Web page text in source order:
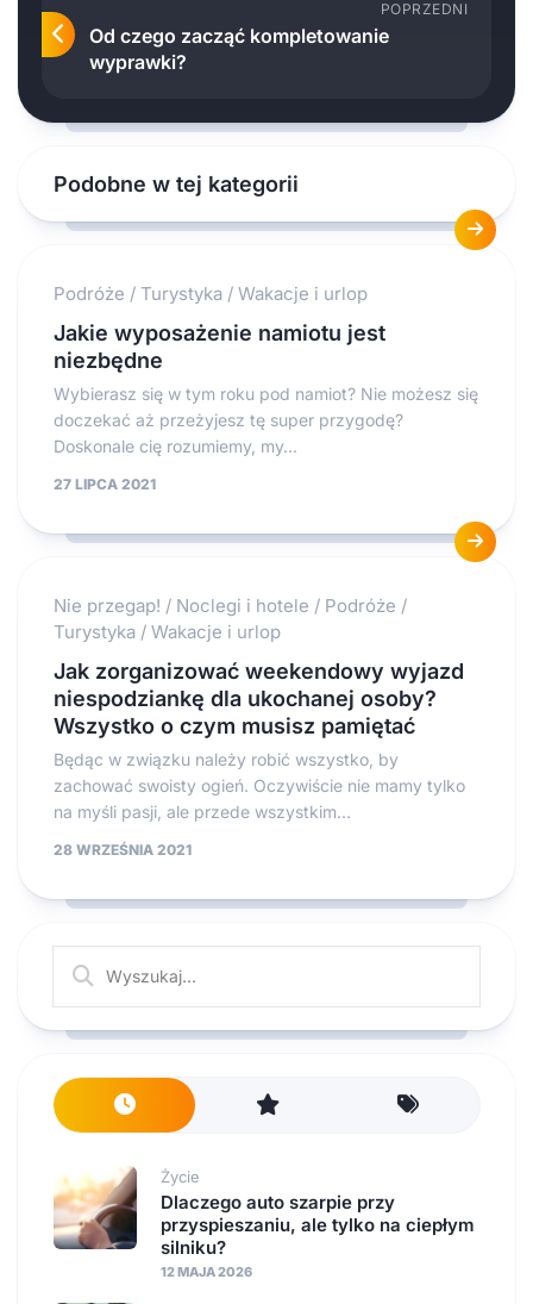
POPRZEDNI
Od czego zacząć kompletowanie
wyprawki?
Podobne w tej kategorii
Podróże / Turystyka / Wakacje i urlop
Jakie wyposażenie namiotu jest
niezbędne
Wybierasz się w tym roku pod namiot? Nie możesz się
doczekać aż przeżyjesz tę super przygodę?
Doskonale cię rozumiemy, my...
27 LIPCA 2021
Nie przegap! / Noclegi i hotele / Podróże /
Turystyka / Wakacje i urlop
Jak zorganizować weekendowy wyjazd
niespodziankę dla ukochanej osoby?
Wszystko o czym musisz pamiętać
Będąc w związku należy robić wszystko, by
zachować swoisty ogień. Oczywiście nie mamy tylko
na myśli pasji, ale przede wszystkim...
28 WRZEŚNIA 2021
Życie
Dlaczego auto szarpie przy
przyspieszaniu, ale tylko na ciepłym
silniku?
12 MAJA 2026